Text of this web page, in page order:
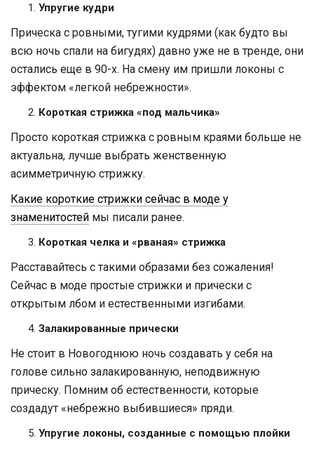
Упругие кудри
Прическа с ровными, тугими кудрями (как будто вы
всю ночь спали на бигудях) давно уже не в тренде, они
остались еще в 90-х. На смену им пришли локоны с
эффектом «легкой небрежности».
Короткая стрижка «под мальчика»
Просто короткая стрижка с ровным краями больше не
актуальна, лучше выбрать женственную
асимметричную стрижку.
Какие короткие стрижки сейчас в моде у
знаменитостей мы писали ранее.
Короткая челка и «рваная» стрижка
Расставайтесь с такими образами без сожаления!
Сейчас в моде простые стрижки и прически с
открытым лбом и естественными изгибами.
Залакированные прически
Не стоит в Новогоднюю ночь создавать у себя на
голове сильно залакированную, неподвижную
прическу. Помним об естественности, которые
создадут «небрежно выбившиеся» пряди.
Упругие локоны, созданные с помощью плойки